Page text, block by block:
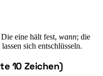
eine hält fest, wann; die
sich entschlüsseln.
10 Zeichen)